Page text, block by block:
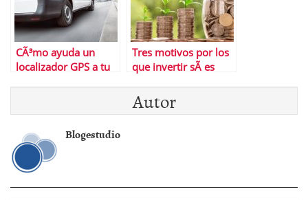
CÃ³mo ayuda un
localizador GPS a tu
Tres motivos por los
que invertir sÃ­ es
Autor
Blogestudio